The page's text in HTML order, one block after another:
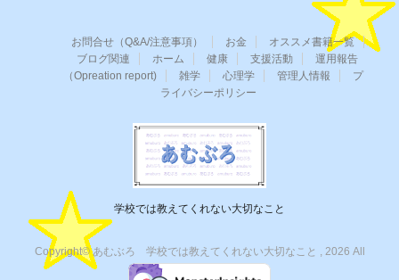
お問合せ（Q&A/注意事項） お金
オススメ書籍一覧
ブログ関連
ホーム 健康 支援活動
運用報告
（Opreation report)
雑学 心理学 管理人情報
プ
ライバシーポリシー
学校では教えてくれない大切なこと
Copyright© あむぶろ 学校では教えてくれない大切なこと , 2026 All
Rights Reserved.